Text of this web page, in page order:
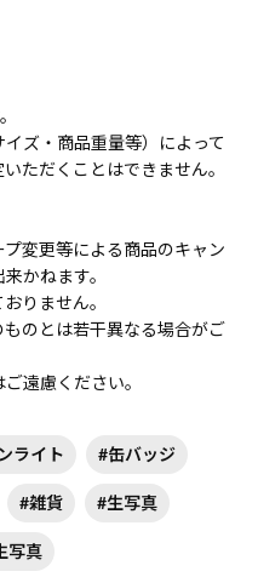
ズ・商品重量等）によって
ただくことはできません。
変更等による商品のキャン
かねます。
りません。
のとは若干異なる場合がご
遠慮ください。
ライト #缶バッジ
#雑貨 #生写真
写真